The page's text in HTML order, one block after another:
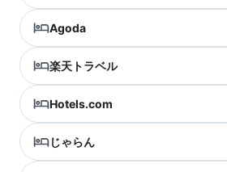
Agoda
楽天トラベル
Hotels.com
じゃらん